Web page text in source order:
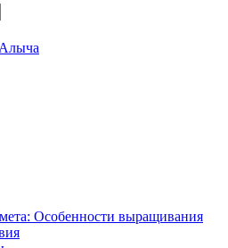
Алыча
Особенности выращивания